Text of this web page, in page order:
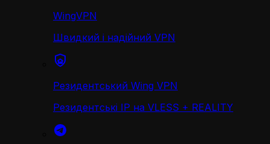
WingVPN
Швидкий і надійний VPN
Резидентський Wing VPN
Резидентські IP на VLESS + REALITY